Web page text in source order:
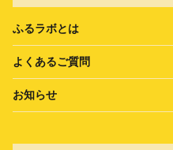
ふるラボとは
よくあるご質問
お知らせ